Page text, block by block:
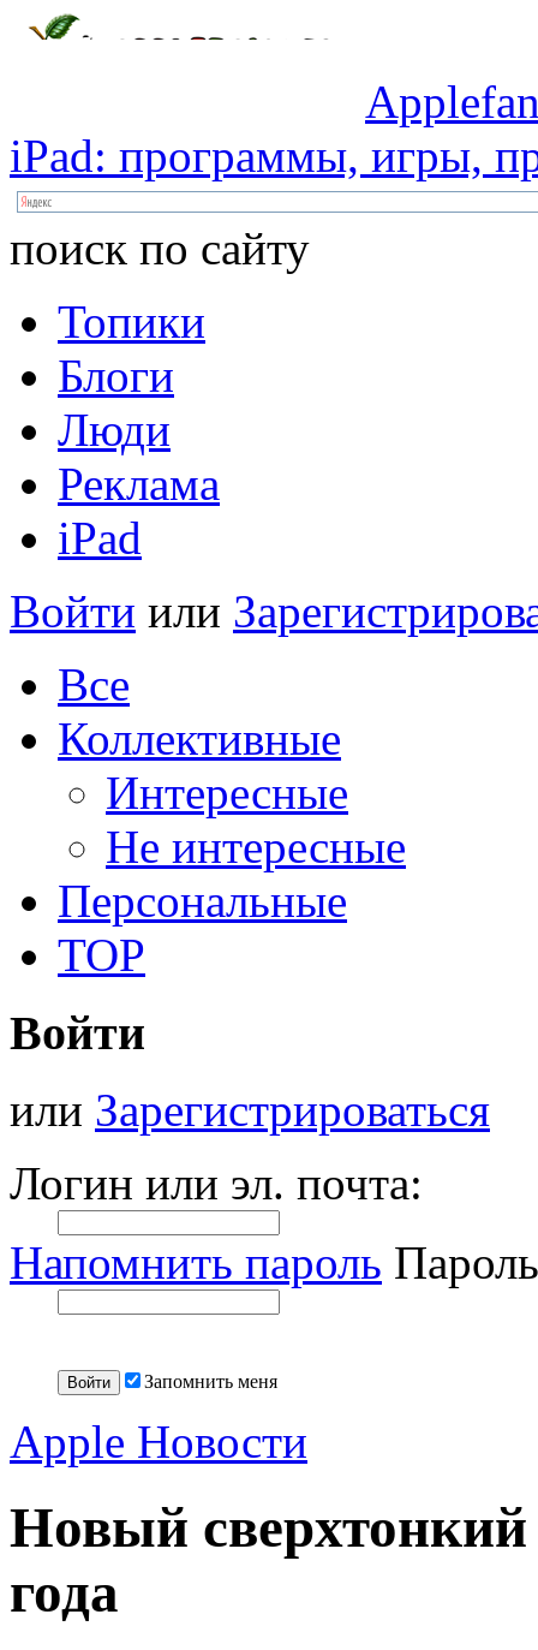
iPad: программы, игры,
поиск по сайту
Топики
Блоги
Люди
Реклама
iPad
Войти или
Все
Коллективные
Интересные
Не интересные
Персональные
TOP
Войти
или Зарегистрироваться
Логин или эл. почта:
Напомнить пароль
Запомнить меня
Apple Новости
Новый
года